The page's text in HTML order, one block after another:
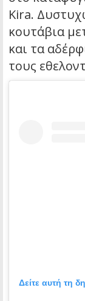
Kira.
κουτάβια
και τα
τους
Δείτε αυτή τη